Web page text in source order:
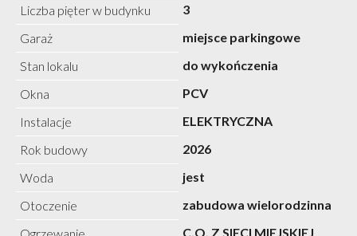
Liczba pięter w budynku
3
Garaż
miejsce parkingowe
Stan lokalu
do wykończenia
Okna
PCV
Instalacje
ELEKTRYCZNA
Rok budowy
2026
Woda
jest
Otoczenie
zabudowa wielorodzinna
Ogrzewanie
C.O. Z SIECI MIEJSKIEJ